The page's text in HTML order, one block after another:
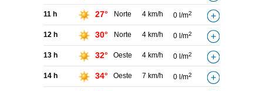
11 h 27° Norte 4 km/h 0 l/m2
12 h 30° Norte 4 km/h 0 l/m2
13 h 32° Oeste 4 km/h 0 l/m2
14 h 34° Oeste 7 km/h 0 l/m2